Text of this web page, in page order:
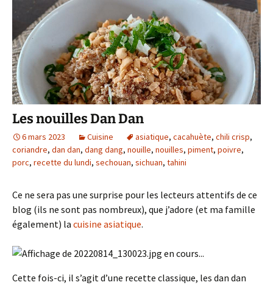
Les nouilles Dan Dan
6 mars 2023 Cuisine asiatique, cacahuète, chili crisp,
coriandre, dan dan, dang dang, nouille, nouilles, piment, poivre,
porc, recette du lundi, sechouan, sichuan, tahini
Ce ne sera pas une surprise pour les lecteurs attentifs de ce
blog (ils ne sont pas nombreux), que j’adore (et ma famille
également) la cuisine asiatique.
Cette fois-ci, il s’agit d’une recette classique, les dan dan